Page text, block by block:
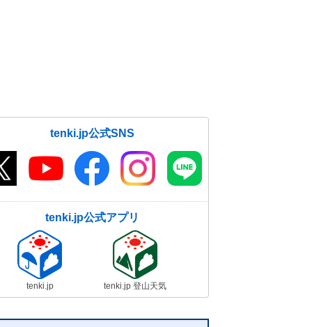
tenki.jp公式SNS
tenki.jp公式アプリ
tenki.jp tenki.jp 登山天気